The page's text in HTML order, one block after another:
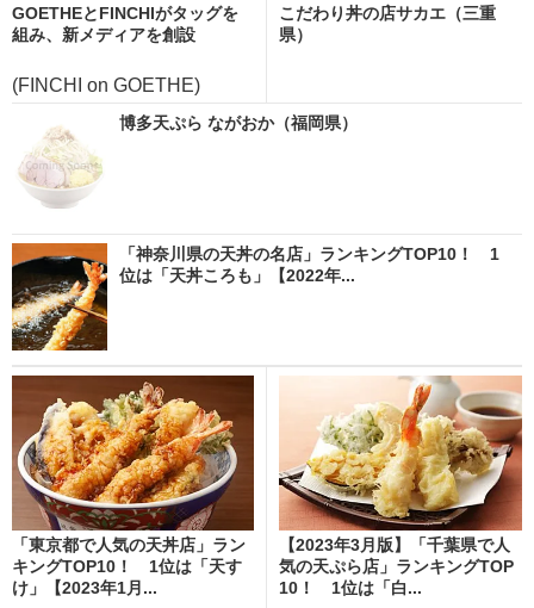
GOETHEとFINCHIがタッグを
組み、新メディアを創設
(FINCHI on GOETHE)
こだわり丼の店サカエ（三重
県）
博多天ぷら ながおか（福岡県）
「神奈川県の天丼の名店」ランキングTOP10！ 1
位は「天丼ころも」【2022年...
「東京都で人気の天丼店」ラン
キングTOP10！ 1位は「天す
け」【2023年1月...
【2023年3月版】「千葉県で人
気の天ぷら店」ランキングTOP
10！ 1位は「白...